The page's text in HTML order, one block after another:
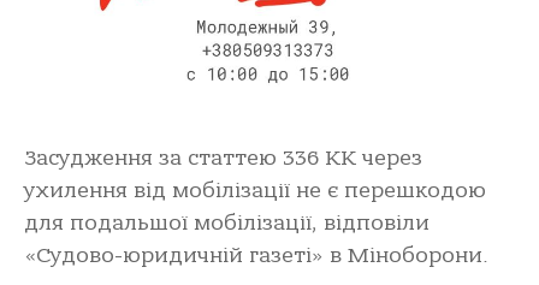
Засудження за статтею 336 КК через
ухилення від мобілізації не є перешкодою
для подальшої мобілізації, відповіли
«Судово-юридичній газеті» в Міноборони.